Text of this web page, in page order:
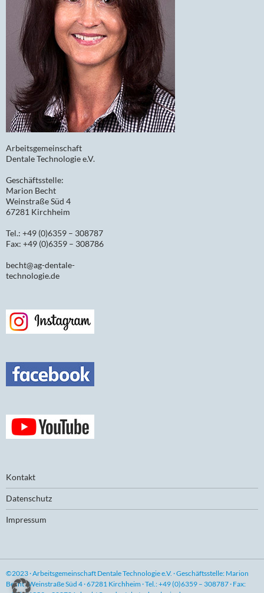
Arbeitsgemeinschaft
Dentale Technologie e.V.
Geschäftsstelle:
Marion Becht
Weinstraße Süd 4
67281 Kirchheim
Tel.: +49 (0)6359 – 308787
Fax: +49 (0)6359 – 308786
becht@ag-dentale-
technologie.de
Kontakt
Datenschutz
Impressum
©2023 · Arbeitsgemeinschaft Dentale Technologie e.V. · Geschäftsstelle: Marion
Becht · Weinstraße Süd 4 · 67281 Kirchheim · Tel.: +49 (0)6359 – 308787 · Fax: